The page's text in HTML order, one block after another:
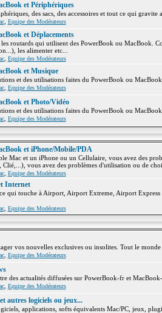
et Périphériques
des sacs, des accessoires et tout ce qui
, Equipe des Modérateurs
et Déplacements
routards qui utilisent des PowerBook ou MacBook.
les alimenter etc...
, Equipe des Modérateurs
et Musique
et des utilisations faites du PowerBook ou
, Equipe des Modérateurs
et Photo/Vidéo
et des utilisations faites du PowerBook ou
, Equipe des Modérateurs
et iPhone/Mobile/PDA
Mac et un iPhone ou un Cellulaire, vous avez des
Clié,...), vous avez des problèmes d'utilisation ou de
, Equipe des Modérateurs
Internet
qui touche à Airport, Airport Extreme, Airport
, Equipe des Modérateurs
vos nouvelles exclusives ou insolites. Tout le
, Equipe des Modérateurs
des actualités diffusées sur PowerBook-fr et
, Equipe des Modérateurs
autres logiciels ou jeux...
applications, softs équivalents Mac/PC, jeux,